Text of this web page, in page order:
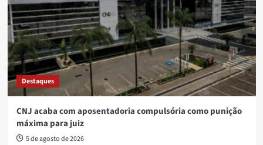
Destaques
CNJ acaba com aposentadoria compulsória como punição
máxima para juiz
5 de agosto de 2026